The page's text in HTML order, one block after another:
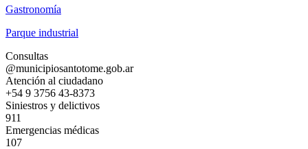
Gastronomía
Parque industrial
Consultas
@municipiosantotome.gob.ar
Atención al ciudadano
+54 9 3756 43-8373
Siniestros y delictivos
911
Emergencias médicas
107